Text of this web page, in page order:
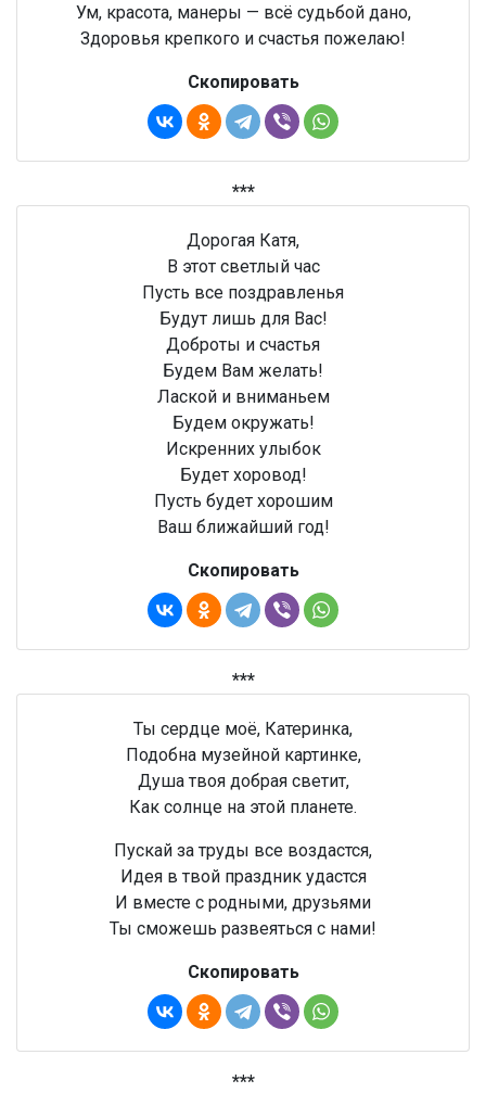
Ум, красота, манеры — всё судьбой дано,
Здоровья крепкого и счастья пожелаю!
Скопировать
***
Дорогая Катя,
В этот светлый час
Пусть все поздравленья
Будут лишь для Вас!
Доброты и счастья
Будем Вам желать!
Лаской и вниманьем
Будем окружать!
Искренних улыбок
Будет хоровод!
Пусть будет хорошим
Ваш ближайший год!
Скопировать
***
Ты сердце моё, Катеринка,
Подобна музейной картинке,
Душа твоя добрая светит,
Как солнце на этой планете.
Пускай за труды все воздастся,
Идея в твой праздник удастся
И вместе с родными, друзьями
Ты сможешь развеяться с нами!
Скопировать
***